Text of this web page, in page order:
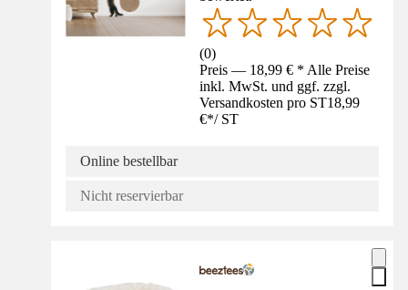
(0)
Preis — 18,99 € * Alle Preise
inkl. MwSt. und ggf. zzgl.
Versandkosten pro ST18,99
€*/ ST
Online bestellbar
Nicht reservierbar